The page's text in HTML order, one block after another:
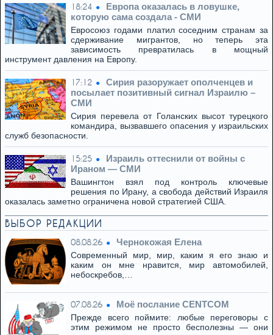
18:24
Европа оказалась в ловушке,
которую сама создала - СМИ
Евросоюз годами платил соседним странам за
сдерживание мигрантов, но теперь эта
зависимость превратилась в мощный
инструмент давления на Европу.
17:12
Сирия разоружает ополченцев и
посылает позитивный сигнал Израилю –
СМИ
Сирия перевела от Голанских высот турецкого
командира, вызвавшего опасения у израильских
служб безопасности.
15:25
Израиль оттеснили от войны с
Ираном — СМИ
Вашингтон взял под контроль ключевые
решения по Ирану, а свобода действий Израиля
оказалась заметно ограничена новой стратегией США.
ВЫБОР РЕДАКЦИИ
08.08.26 Чернокожая Елена
Современный мир, мир, каким я его знаю и
каким он мне нравится, мир автомобилей,
небоскребов,…
07.08.26 Моё послание CENTCOM
Прежде всего поймите: любые переговоры с
этим режимом не просто бесполезны — они